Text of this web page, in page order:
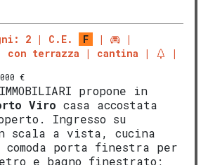
2 C.E.
F
con terrazza cantina
€
IMMOBILIARI propone in
Viro casa accostata
Ingresso su
scala a vista, cucina
comoda porta finestra per
e bagno finestrato;